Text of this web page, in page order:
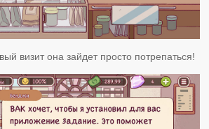
визит она зайдет просто потрепаться!